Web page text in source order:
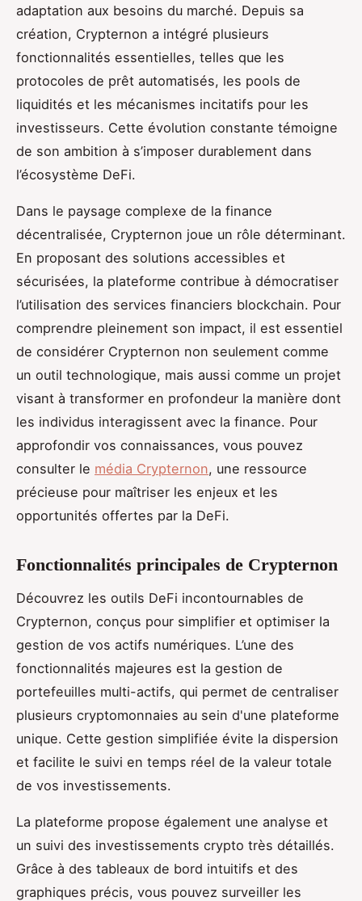
adaptation aux besoins du marché. Depuis sa
création, Crypternon a intégré plusieurs
fonctionnalités essentielles, telles que les
protocoles de prêt automatisés, les pools de
liquidités et les mécanismes incitatifs pour les
investisseurs. Cette évolution constante témoigne
de son ambition à s’imposer durablement dans
l’écosystème DeFi.
Dans le paysage complexe de la finance
décentralisée, Crypternon joue un rôle déterminant.
En proposant des solutions accessibles et
sécurisées, la plateforme contribue à démocratiser
l’utilisation des services financiers blockchain. Pour
comprendre pleinement son impact, il est essentiel
de considérer Crypternon non seulement comme
un outil technologique, mais aussi comme un projet
visant à transformer en profondeur la manière dont
les individus interagissent avec la finance. Pour
approfondir vos connaissances, vous pouvez
consulter le média Crypternon, une ressource
précieuse pour maîtriser les enjeux et les
opportunités offertes par la DeFi.
Fonctionnalités principales de Crypternon
Découvrez les outils DeFi incontournables de
Crypternon, conçus pour simplifier et optimiser la
gestion de vos actifs numériques. L’une des
fonctionnalités majeures est la gestion de
portefeuilles multi-actifs, qui permet de centraliser
plusieurs cryptomonnaies au sein d'une plateforme
unique. Cette gestion simplifiée évite la dispersion
et facilite le suivi en temps réel de la valeur totale
de vos investissements.
La plateforme propose également une analyse et
un suivi des investissements crypto très détaillés.
Grâce à des tableaux de bord intuitifs et des
graphiques précis, vous pouvez surveiller les